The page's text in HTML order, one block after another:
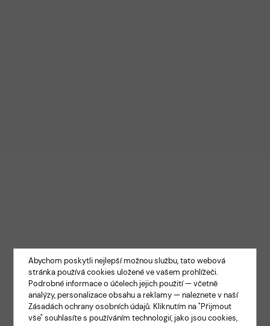
Abychom poskytli nejlepší možnou službu, tato webová
stránka používá cookies uložené ve vašem prohlížeči.
Podrobné informace o účelech jejich použití — včetně
analýzy, personalizace obsahu a reklamy — naleznete v naší
Zásadách ochrany osobních údajů. Kliknutím na "Přijmout
vše" souhlasíte s používáním technologií, jako jsou cookies,